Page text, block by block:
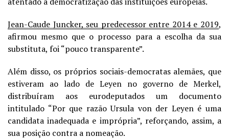
Jean-Caude Juncker, seu predecessor entre 2014 e 2019,
afirmou mesmo que o processo para a escolha da sua
substituta, foi “pouco transparente”.
Além disso, os próprios sociais-democratas alemães, que
estiveram ao lado de Leyen no governo de Merkel,
distribuíram aos eurodeputados um documento
intitulado “Por que razão Ursula von der Leyen é uma
candidata inadequada e imprópria”, reforçando, assim, a
sua posição contra a nomeação.